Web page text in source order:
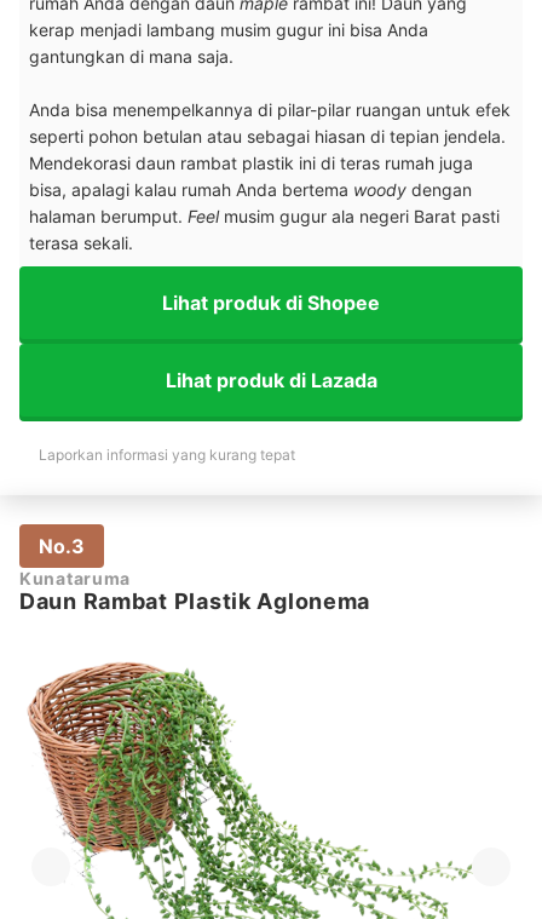
kerap menjadi lambang musim gugur ini bisa Anda
gantungkan di mana saja.
Anda bisa menempelkannya di pilar-pilar ruangan untuk efek
seperti pohon betulan atau sebagai hiasan di tepian jendela.
Mendekorasi daun rambat plastik ini di teras rumah juga
bisa, apalagi kalau rumah Anda bertema woody dengan
halaman berumput. Feelmusim gugur ala negeri Barat pasti
terasa sekali.
Lihat produk di Shopee
Lihat produk di Lazada
Laporkan informasi yang kurang tepat
No.3
Kunataruma
Daun Rambat Plastik Aglonema